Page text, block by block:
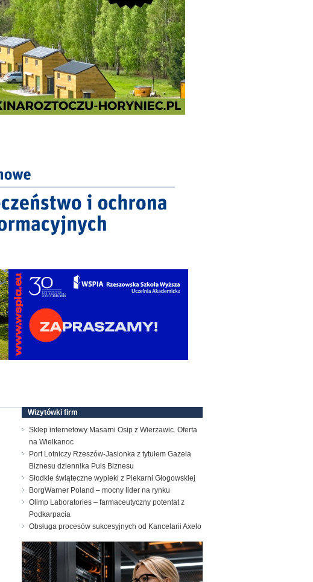
Wizytówki firm
Sklep internetowy Masarni Osip z Wierzawic. Oferta
na Wielkanoc
Port Lotniczy Rzeszów-Jasionka z tytułem Gazela
Biznesu dziennika Puls Biznesu
Słodkie świąteczne wypieki z Piekarni Głogowskiej
BorgWarner Poland – mocny lider na rynku
Olimp Laboratories – farmaceutyczny potentat z
Podkarpacia
Obsługa procesów sukcesyjnych od Kancelarii Axelo